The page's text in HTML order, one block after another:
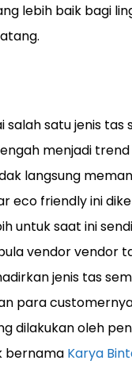
lebih baik bagi
salah satu jenis tas
menjadi trend
langsung
eco friendly ini
untuk saat ini
vendor vendor
jenis tas
para
dilakukan oleh
bernama Karya